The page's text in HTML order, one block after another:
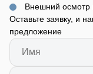
Внешний осмотр
Оставьте заявку, и
предложение